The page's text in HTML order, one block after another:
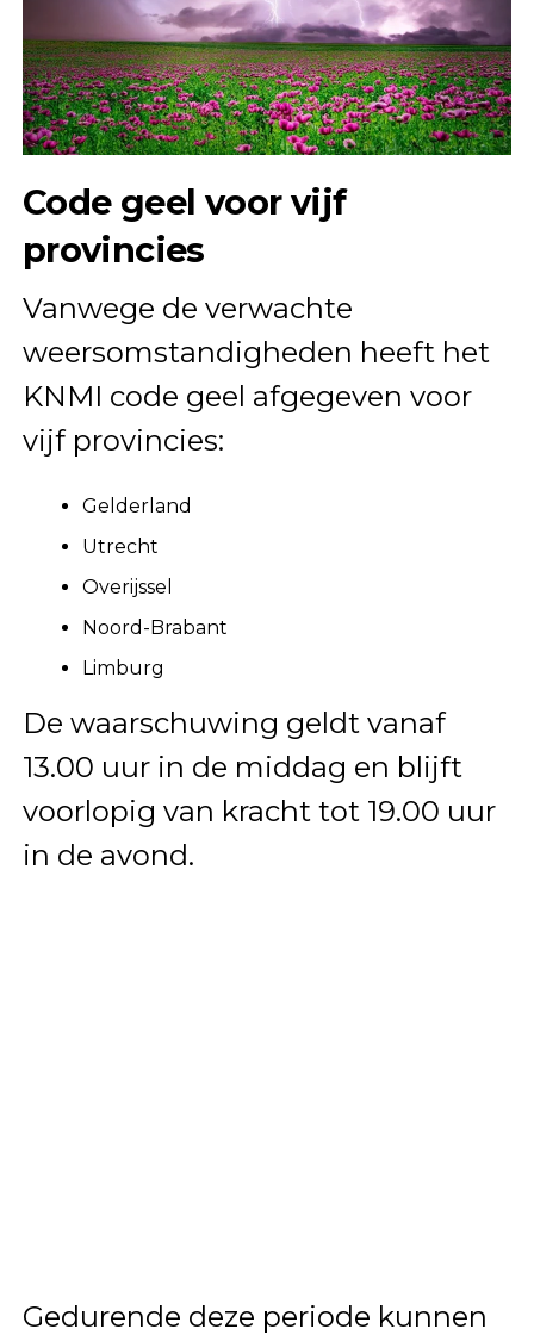
Code geel voor vijf
provincies
Vanwege de verwachte
weersomstandigheden heeft het
KNMI code geel afgegeven voor
vijf provincies:
Gelderland
Utrecht
Overijssel
Noord-Brabant
Limburg
De waarschuwing geldt vanaf
13.00 uur in de middag en blijft
voorlopig van kracht tot 19.00 uur
in de avond.
Gedurende deze periode kunnen